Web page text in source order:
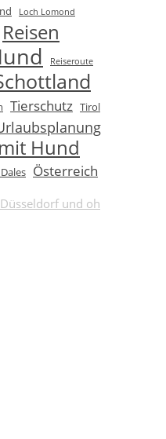
Loch Lomond
Reisen
Reiseroute
Tierschutz Tirol
Hund
Österreich
und oh